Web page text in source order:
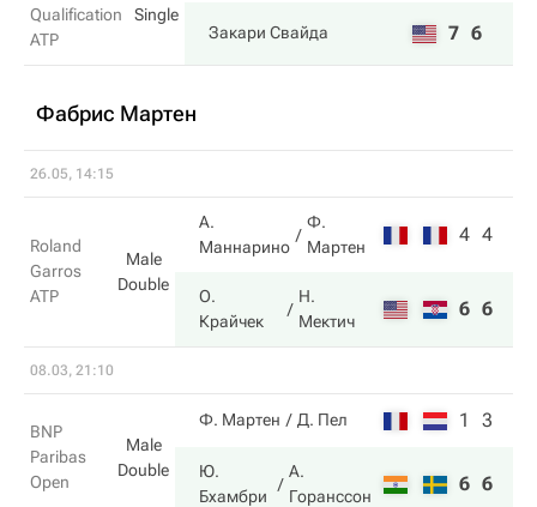
Qualification
ATP
Single
Закари Свайда 7 6
Фабрис Мартен
26.05, 14:15
Roland
Garros
ATP
Male
Double
А.
Маннарино
Ф.
Мартен
4 4
О.
Крайчек
Н.
Мектич
6 6
08.03, 21:10
BNP
Paribas
Open
Male
Double
Ф. Мартен Д. Пел 1 3
Ю.
Бхамбри
А.
Горанссон
6 6